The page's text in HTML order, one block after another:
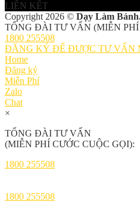
LIÊN KẾT
Copyright 2026 © Dạy Làm
TỔNG ĐÀI TƯ VẤN (MIỄN PHÍ
1800 255508
ĐĂNG KÝ ĐỂ ĐƯỢC TƯ VẤN
Home
Đăng ký
Miễn Phí
Zalo
Chat
×
TỔNG ĐÀI TƯ VẤN
(MIỄN PHÍ CƯỚC CUỘC GỌI):
1800 255508
1800 255508